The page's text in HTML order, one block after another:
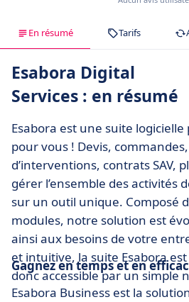
En résumé Tarifs
Esabora Digital
Services : en résumé
Esabora est une suite
pour vous ! Devis,
d’interventions, contrats SAV,
gérer l’ensemble des activités
sur un outil unique. Composé
modules, notre solution est
ainsi aux besoins de votre
et intuitive, la suite Esabora
donc accessible par un simple
Gagnez en temps et en
Esabora Business est la